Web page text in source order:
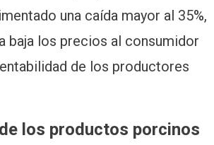
una caída mayor al 35%,
baja los precios al consumidor
de los productores
los productos porcinos